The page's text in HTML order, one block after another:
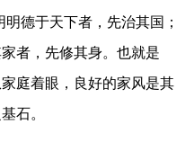
明德于天下者，先治其国；
者，先修其身。也就是
庭着眼，良好的家风是其
石。